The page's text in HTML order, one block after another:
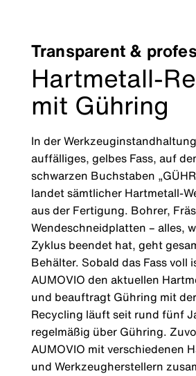
Transparent &
Hartmetall-
mit Gühring
In der
auffälliges, gelbes Fass, auf
schwarzen Buchstaben
landet sämtlicher Hartmetall-
aus der Fertigung. Bohrer,
Wendeschneidplatten – alles,
Zyklus beendet hat, geht
Behälter. Sobald das Fass voll
AUMOVIO den aktuellen
und beauftragt Gühring mit
Recycling läuft seit rund fünf
regelmäßig über Gühring.
AUMOVIO mit verschiedenen
und Werkzeugherstellern